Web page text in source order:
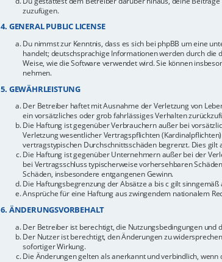
zuzufügen.
4. GENERAL PUBLIC LICENSE
Du nimmst zur Kenntnis, dass es sich bei phpBB um eine
handelt; deutschsprachige Informationen werden durch die
Weise, wie die Software verwendet wird. Sie können
nehmen.
5. GEWÄHRLEISTUNG
Der Betreiber haftet mit Ausnahme der Verletzung von
ein vorsätzliches oder grob fahrlässiges Verhalten
Die Haftung ist gegenüber Verbrauchern außer bei
Verletzung wesentlicher Vertragspflichten
vertragstypischen Durchschnittsschäden begrenzt. Dies
Die Haftung ist gegenüber Unternehmern außer bei der
bei Vertragsschluss typischerweise vorhersehbaren
Schäden, insbesondere entgangenen Gewinn.
Die Haftungsbegrenzung der Absätze a bis c gilt
Ansprüche für eine Haftung aus zwingendem nationalem
6. ÄNDERUNGSVORBEHALT
Der Betreiber ist berechtigt, die Nutzungsbedingungen
Der Nutzer ist berechtigt, den Änderungen zu
sofortiger Wirkung.
Die Änderungen gelten als anerkannt und verbindlich,